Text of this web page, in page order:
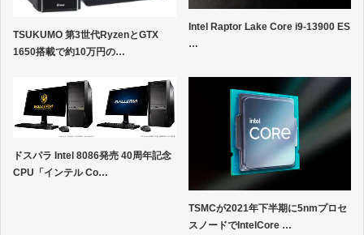
TSUKUMO 第3世代RyzenとGTX
1650搭載で約10万円の…
Intel Raptor Lake Core i9-13900 ES
…
ドスパラ Intel 8086発売 40周年記念
CPU「インテル Co…
TSMCが2021年下半期に5nmプロセ
スノードでIntelCore …